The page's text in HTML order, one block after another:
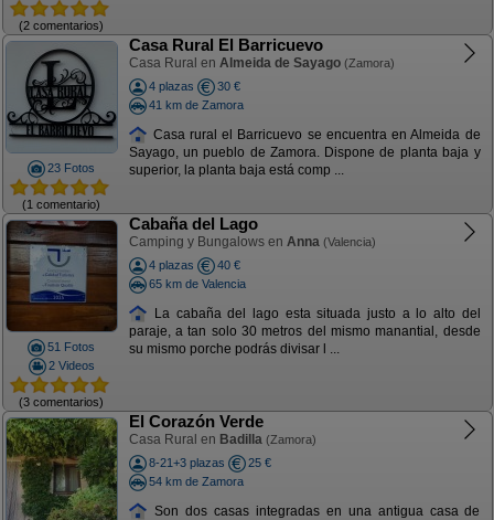
(2 comentarios)
23 Fotos
(1 comentario)
Casa Rural El Barricuevo
Casa Rural en Almeida de Sayago (Zamora)
4 plazas
30 €
41 km de Zamora
Casa rural el Barricuevo se encuentra en Almeida de
Sayago, un pueblo de Zamora. Dispone de planta baja y
superior, la planta baja está comp ...
51 Fotos
2 Videos
(3 comentarios)
Cabaña del Lago
Camping y Bungalows en Anna (Valencia)
4 plazas
40 €
65 km de Valencia
La cabaña del lago esta situada justo a lo alto del
paraje, a tan solo 30 metros del mismo manantial, desde
su mismo porche podrás divisar l ...
El Corazón Verde
Casa Rural en Badilla (Zamora)
8-21+3 plazas
25 €
54 km de Zamora
Son dos casas integradas en una antigua casa de